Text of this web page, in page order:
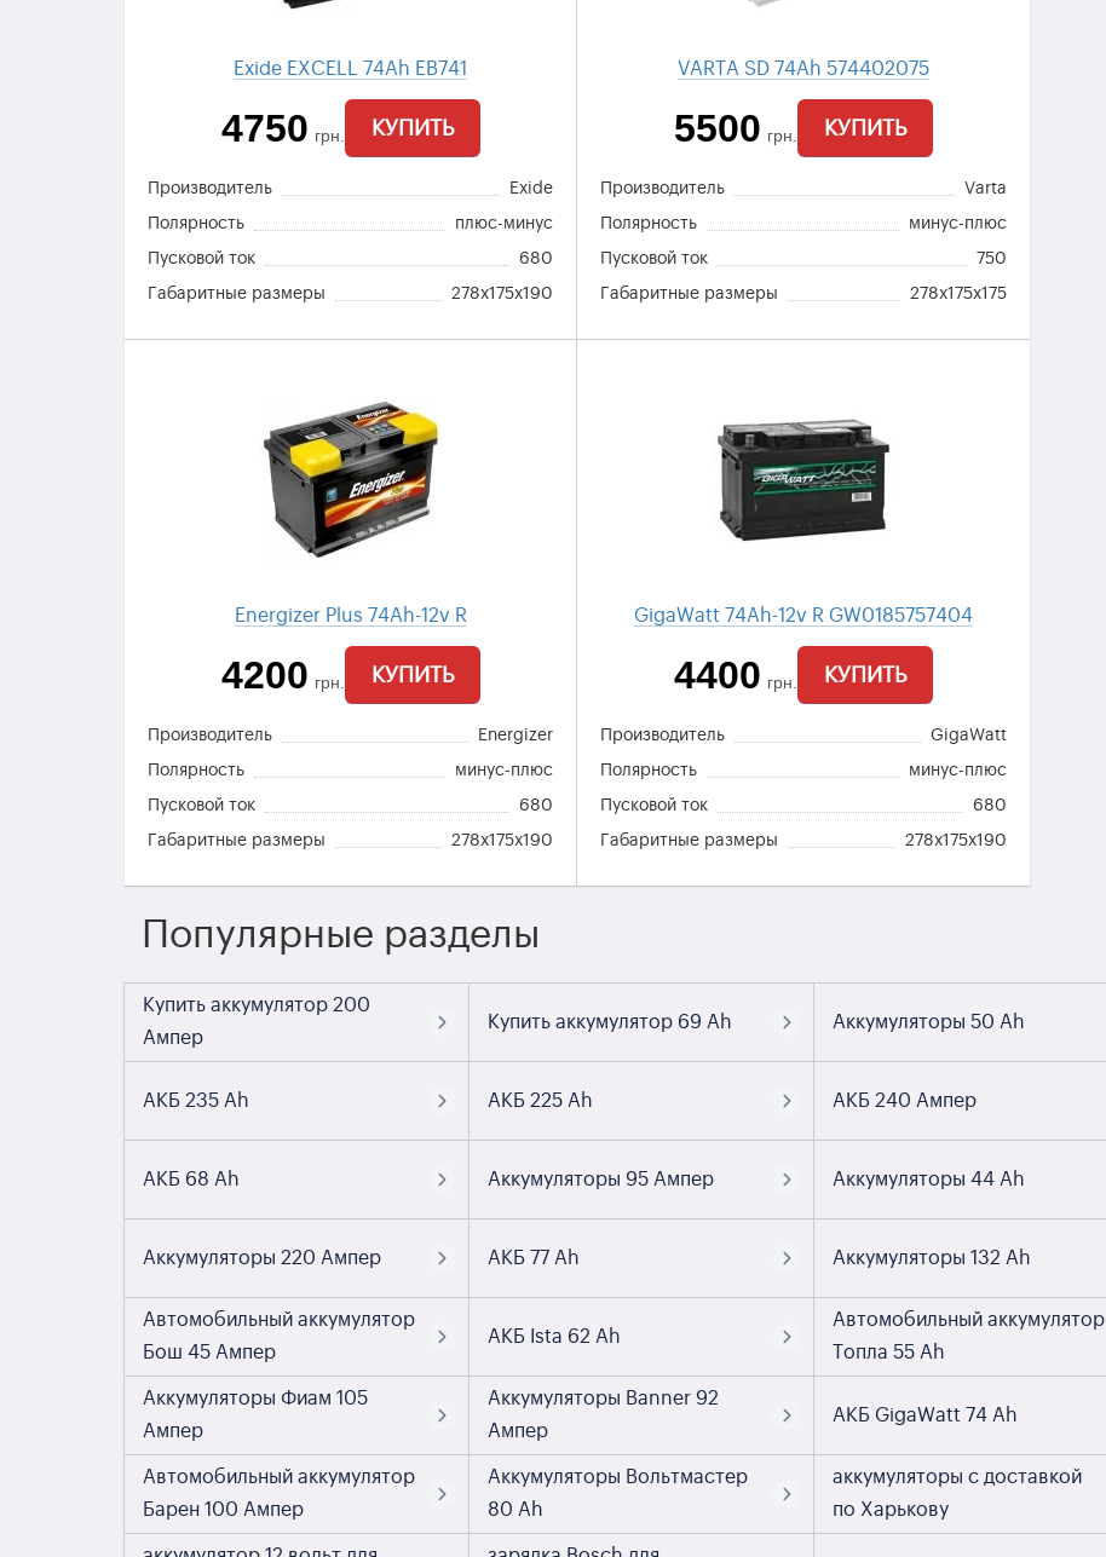
Exide EXCELL 74Ah EB741
4750 грн. КУПИТЬ
Производитель Exide
Полярность плюс-минус
Пусковой ток 680
Габаритные размеры 278x175x190
VARTA SD 74Ah 574402075
5500 грн. КУПИТЬ
Производитель Varta
Полярность минус-плюс
Пусковой ток 750
Габаритные размеры 278x175x175
Energizer Plus 74Ah-12v R
4200 грн. КУПИТЬ
Производитель Energizer
Полярность минус-плюс
Пусковой ток 680
Габаритные размеры 278x175x190
GigaWatt 74Ah-12v R GW0185757404
4400 грн. КУПИТЬ
Производитель GigaWatt
Полярность минус-плюс
Пусковой ток 680
Габаритные размеры 278x175x190
Популярные разделы
Купить аккумулятор 200
Ампер
Купить аккумулятор 69 Ah Аккумуляторы 50 Ah
АКБ 235 Ah АКБ 225 Ah АКБ 240 Ампер
АКБ 68 Ah Аккумуляторы 95 Ампер Аккумуляторы 44 Ah
Аккумуляторы 220 Ампер АКБ 77 Ah Аккумуляторы 132 Ah
Автомобильный аккумулятор
Бош 45 Ампер
АКБ Ista 62 Ah
Автомобильный аккумулятор
Топла 55 Ah
Аккумуляторы Фиам 105
Ампер
Аккумуляторы Banner 92
Ампер
АКБ GigaWatt 74 Ah
Автомобильный аккумулятор
Барен 100 Ампер
Аккумуляторы Вольтмастер
80 Ah
аккумуляторы с доставкой
по Харькову